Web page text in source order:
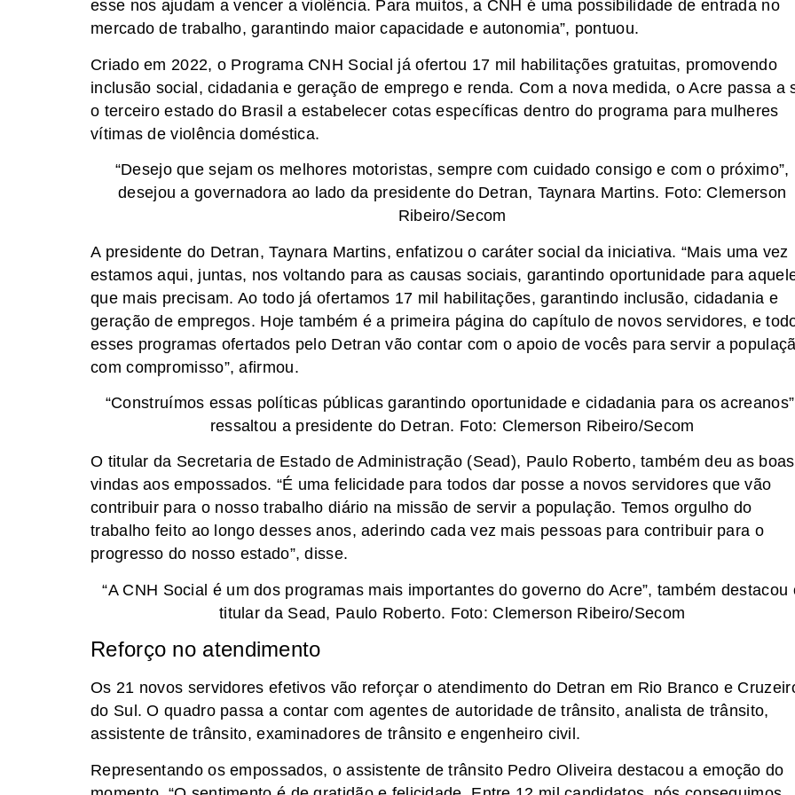
esse nos ajudam a vencer a violência. Para muitos, a CNH é uma possibilidade de entrada no
mercado de trabalho, garantindo maior capacidade e autonomia”, pontuou.
Criado em 2022, o Programa CNH Social já ofertou 17 mil habilitações gratuitas, promovendo
inclusão social, cidadania e geração de emprego e renda. Com a nova medida, o Acre passa a
o terceiro estado do Brasil a estabelecer cotas específicas dentro do programa para mulheres
vítimas de violência doméstica.
“Desejo que sejam os melhores motoristas, sempre com cuidado consigo e com o próximo”,
desejou a governadora ao lado da presidente do Detran, Taynara Martins. Foto: Clemerson
Ribeiro/Secom
A presidente do Detran, Taynara Martins, enfatizou o caráter social da iniciativa. “Mais uma vez
estamos aqui, juntas, nos voltando para as causas sociais, garantindo oportunidade para
que mais precisam. Ao todo já ofertamos 17 mil habilitações, garantindo inclusão, cidadania e
geração de empregos. Hoje também é a primeira página do capítulo de novos servidores, e
esses programas ofertados pelo Detran vão contar com o apoio de vocês para servir a
com compromisso”, afirmou.
“Construímos essas políticas públicas garantindo oportunidade e cidadania para os
ressaltou a presidente do Detran. Foto: Clemerson Ribeiro/Secom
O titular da Secretaria de Estado de Administração (Sead), Paulo Roberto, também deu as
vindas aos empossados. “É uma felicidade para todos dar posse a novos servidores que vão
contribuir para o nosso trabalho diário na missão de servir a população. Temos orgulho do
trabalho feito ao longo desses anos, aderindo cada vez mais pessoas para contribuir para o
progresso do nosso estado”, disse.
“A CNH Social é um dos programas mais importantes do governo do Acre”, também destacou
titular da Sead, Paulo Roberto. Foto: Clemerson Ribeiro/Secom
Reforço no atendimento
Os 21 novos servidores efetivos vão reforçar o atendimento do Detran em Rio Branco e
do Sul. O quadro passa a contar com agentes de autoridade de trânsito, analista de trânsito,
assistente de trânsito, examinadores de trânsito e engenheiro civil.
Representando os empossados, o assistente de trânsito Pedro Oliveira destacou a emoção do